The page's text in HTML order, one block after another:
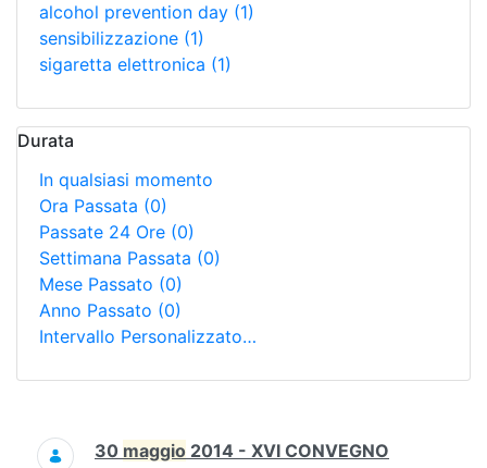
alcohol prevention day (1)
sensibilizzazione (1)
sigaretta elettronica (1)
Durata
In qualsiasi momento
Ora Passata (0)
Passate 24 Ore (0)
Settimana Passata (0)
Mese Passato (0)
Anno Passato (0)
Intervallo Personalizzato…
Ricerca
30 maggio 2014 - XVI CONVEGNO